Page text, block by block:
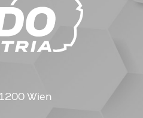
Wien